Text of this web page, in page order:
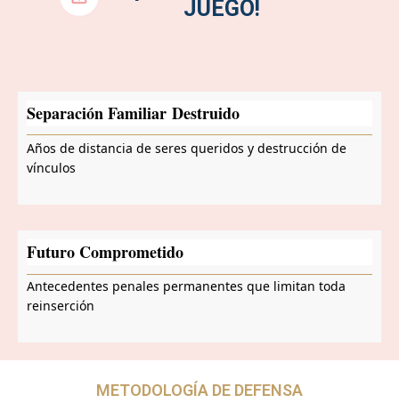
JUEGO!
Separación Familiar Destruido
Años de distancia de seres queridos y destrucción de
vínculos
Futuro Comprometido
Antecedentes penales permanentes que limitan toda
reinserción
METODOLOGÍA DE DEFENSA